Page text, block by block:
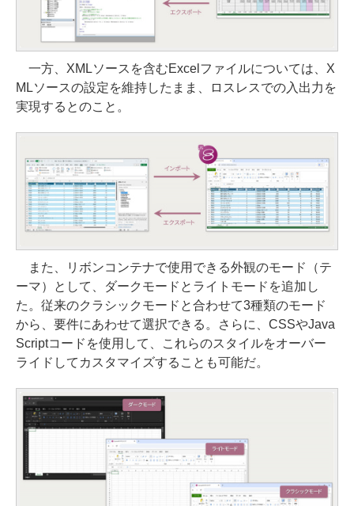
一方、XMLソースを含むExcelファイルについては、X
MLソースの設定を維持したまま、ロスレスでの入出力を
実現するとのこと。
また、リボンコンテナで使用できる外観のモード（テ
ーマ）として、ダークモードとライトモードを追加し
た。従来のクラシックモードと合わせて3種類のモード
から、要件にあわせて選択できる。さらに、CSSやJava
Scriptコードを使用して、これらのスタイルをオーバー
ライドしてカスタマイズすることも可能だ。